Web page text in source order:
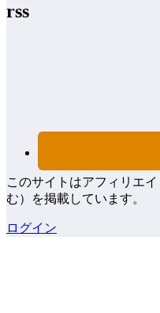
rss
このサイトはアフィリエ
む）を掲載しています。
ログイン